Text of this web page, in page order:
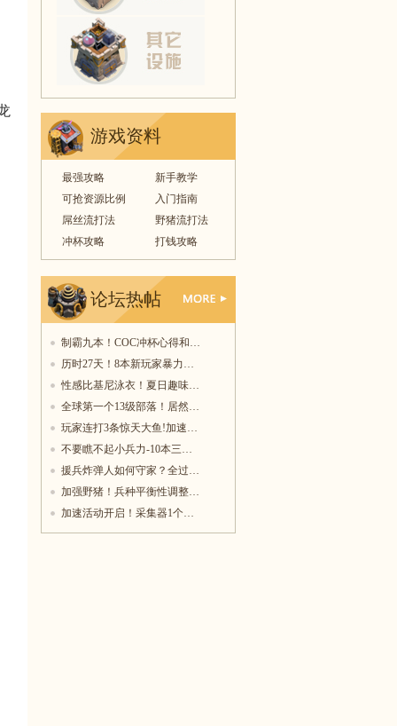
游戏资料
最强攻略
新手教学
可抢资源比例
入门指南
屌丝流打法
野猪流打法
冲杯攻略
打钱攻略
论坛热帖
制霸九本！COC冲杯心得和…
历时27天！8本新玩家暴力…
性感比基尼泳衣！夏日趣味…
全球第一个13级部落！居然…
玩家连打3条惊天大鱼!加速…
不要瞧不起小兵力-10本三…
援兵炸弹人如何守家？全过…
加强野猪！兵种平衡性调整…
加速活动开启！采集器1个…